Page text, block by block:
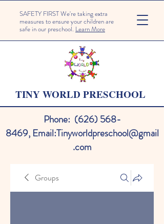
SAFETY FIRST We're taking extra
measures to ensure your children are
safe in our preschool. Learn More
TINY WORLD PRESCHOOL
Phone: (626) 568-
8469, Email:Tinyworldpreschool@gmail
.com
Groups